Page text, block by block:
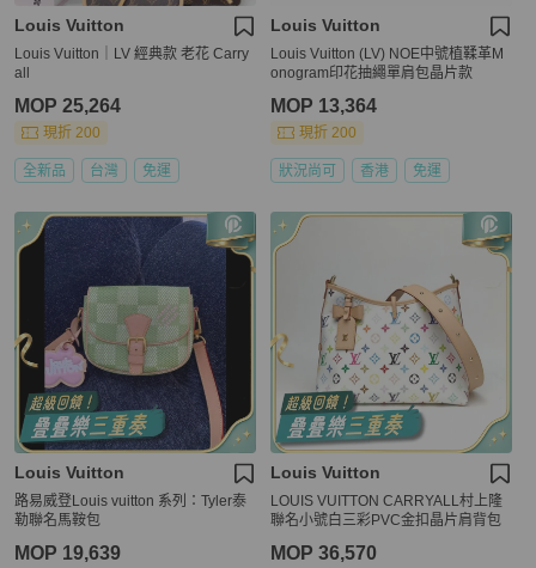
Louis Vuitton
Louis Vuitton｜LV 經典款 老花 Carry
all
MOP 25,264
現折 200
全新品 台灣 免運
Louis Vuitton
Louis Vuitton (LV) NOE中號植鞣革M
onogram印花抽繩單肩包晶片款
MOP 13,364
現折 200
狀況尚可 香港 免運
Louis Vuitton
路易威登Louis vuitton 系列：Tyler泰
勒聯名馬鞍包
MOP 19,639
Louis Vuitton
LOUIS VUITTON CARRYALL村上隆
聯名小號白三彩PVC金扣晶片肩背包
MOP 36,570